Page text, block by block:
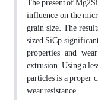
influence on the
grain size. The
sized SiCp
properties and
extrusion. Using a
particles is a proper
wear resistance.